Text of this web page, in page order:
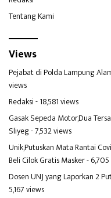
Tentang Kami
Views
Pejabat di Polda Lampung
views
Redaksi- 18,581 views
Gasak Sepeda Motor,Dua
Sliyeg- 7,532 views
Unik,Putuskan Mata Rantai
Beli Cilok Gratis Masker-
Dosen UNJ yang Laporkan 2
5,167 views